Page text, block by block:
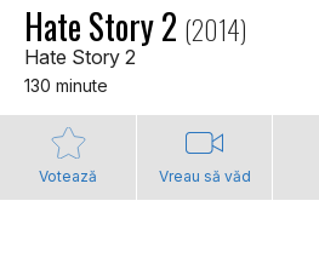
Hate Story 2 (2014)
Hate Story 2
130 minute
Votează Vreau să văd